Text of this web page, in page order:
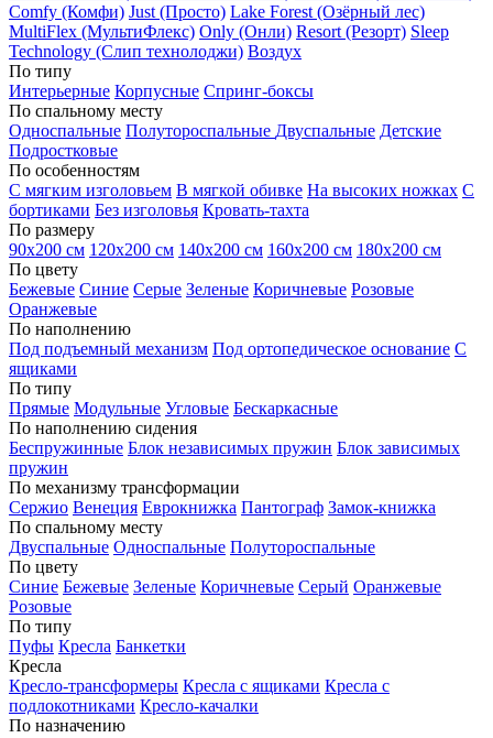
Comfy (Комфи) Just (Просто) Lake Forest (Озёрный лес)
MultiFlex (МультиФлекс) Only (Онли) Resort (Резорт) Sleep
Technology (Слип технолоджи) Воздух
По типу
Интерьерные Корпусные Спринг-боксы
По спальному месту
Односпальные Полутороспальные Двуспальные Детские
Подростковые
По особенностям
С мягким изголовьем В мягкой обивке На высоких ножках С
бортиками Без изголовья Кровать-тахта
По размеру
90х200 см 120х200 см 140х200 см 160х200 см 180х200 см
По цвету
Бежевые Синие Серые Зеленые Коричневые Розовые
Оранжевые
По наполнению
Под подъемный механизм Под ортопедическое основание С
ящиками
По типу
Прямые Модульные Угловые Бескаркасные
По наполнению сидения
Беспружинные Блок независимых пружин Блок зависимых
пружин
По механизму трансформации
Сержио Венеция Еврокнижка Пантограф Замок-книжка
По спальному месту
Двуспальные Односпальные Полутороспальные
По цвету
Синие Бежевые Зеленые Коричневые Серый Оранжевые
Розовые
По типу
Пуфы Кресла Банкетки
Кресла
Кресло-трансформеры Кресла с ящиками Кресла с
подлокотниками Кресло-качалки
По назначению